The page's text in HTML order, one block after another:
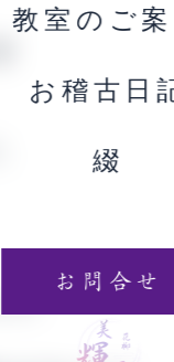
教室のご
お稽古日
綴
お問合せ
。